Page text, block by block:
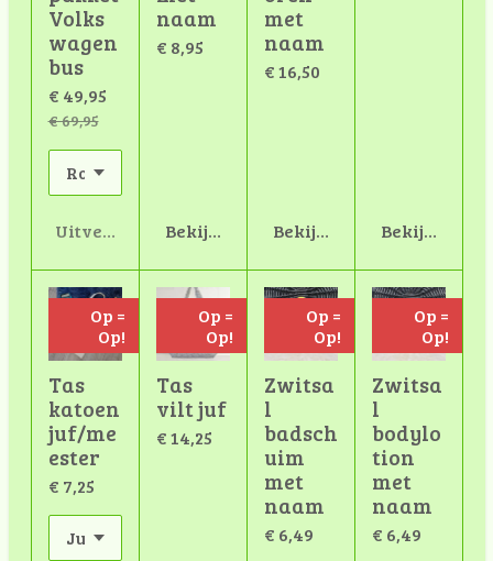
Volks
wagen
bus
€ 49,95
€ 69,95
Uitverkocht
naam
€ 8,95
Bekijk details
met
naam
€ 16,50
Bekijk detailsBekijk
Op =
Op!
Tas
katoen
juf/me
ester
€ 7,25
Op =
Op!
Tas
vilt juf
€ 14,25
Op =
Op!
Zwitsa
l
badsch
uim
met
naam
€ 6,49
Op =
Op!
Zwitsa
l
bodylo
tion
met
naam
€ 6,49